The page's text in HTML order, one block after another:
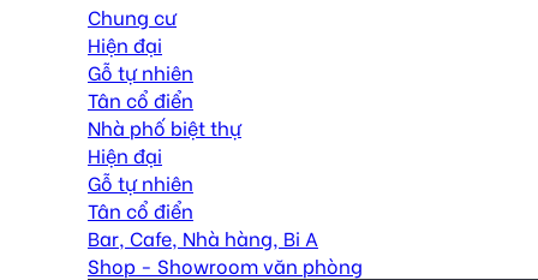
Chung cư
Hiện đại
Gỗ tự nhiên
Tân cổ điển
Nhà phố biệt thự
Hiện đại
Gỗ tự nhiên
Tân cổ điển
Bar, Cafe, Nhà hàng, Bi A
Shop - Showroom văn phòng